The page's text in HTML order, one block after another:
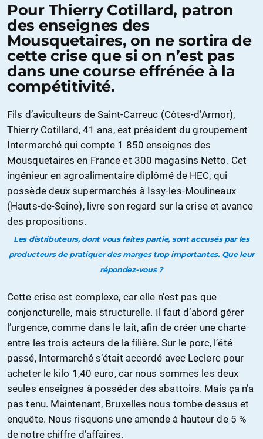
Pour Thierry Cotillard, patron
des enseignes des
Mousquetaires, on ne sortira de
cette crise que si on n’est pas
dans une course effrénée à la
compé­titivité.
Fils d’aviculteurs de Saint-Carreuc (Côtes-d’Armor),
Thierry Cotillard, 41 ans, est président du groupement
Intermarché qui compte 1 850 enseignes des
Mousquetaires en France et 300 magasins Netto. Cet
ingénieur en agroalimentaire diplômé de HEC, qui
possède deux supermarchés à Issy-les-Moulineaux
(Hauts-de-Seine), livre son regard sur la crise et avance
des propositions.
Les distributeurs, dont vous faites partie, sont accusés par les
producteurs de pratiquer des marges trop importantes. Que leur
répondez-vous ?
Cette crise est complexe, car elle n’est pas que
conjoncturelle, mais structurelle. Il faut d’abord gérer
l’urgence, comme dans le lait, afin de créer une charte
entre les trois acteurs de la filière. Sur le porc, l’été
passé, Intermarché s’était accordé avec Leclerc pour
acheter le kilo 1,40 euro, car nous sommes les deux
seules enseignes à posséder des abattoirs. Mais ça n’a
pas tenu. Maintenant, Bruxelles nous tombe dessus et
enquête. Nous risquons une amende à hauteur de 5 %
de notre chiffre d’affaires.